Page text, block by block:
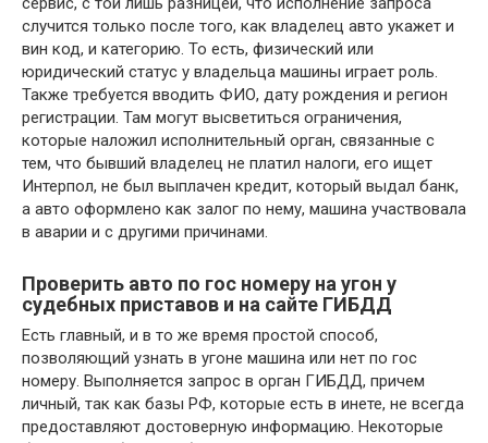
случится только после того, как владелец авто укажет и
вин код, и категорию. То есть, физический или
юридический статус у владельца машины играет роль.
Также требуется вводить ФИО, дату рождения и регион
регистрации. Там могут высветиться ограничения,
которые наложил исполнительный орган, связанные с
тем, что бывший владелец не платил налоги, его ищет
Интерпол, не был выплачен кредит, который выдал банк,
а авто оформлено как залог по нему, машина участвовала
в аварии и с другими причинами.
Проверить авто по гос номеру на угон у
судебных приставов и на сайте ГИБДД
Есть главный, и в то же время простой способ,
позволяющий узнать в угоне машина или нет по гос
номеру. Выполняется запрос в орган ГИБДД, причем
личный, так как базы РФ, которые есть в инете, не всегда
предоставляют достоверную информацию. Некоторые